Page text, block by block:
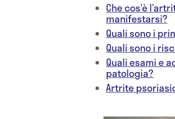
Che cos’è
manifestarsi?
Quali sono i
Quali sono i
Quali esami e
patologia?
Artrite